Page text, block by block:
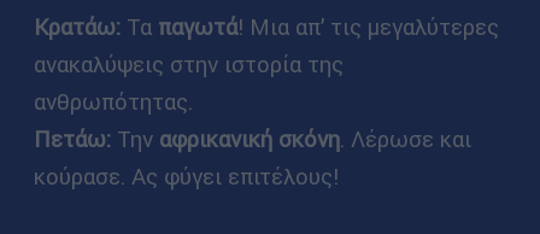
Κρατάω:Τα παγωτά! Μια απ’ τις μεγαλύτερες
ανακαλύψεις στην ιστορία της
ανθρωπότητας.
Πετάω:Την αφρικανική σκόνη. Λέρωσε και
κούρασε. Ας φύγει επιτέλους!